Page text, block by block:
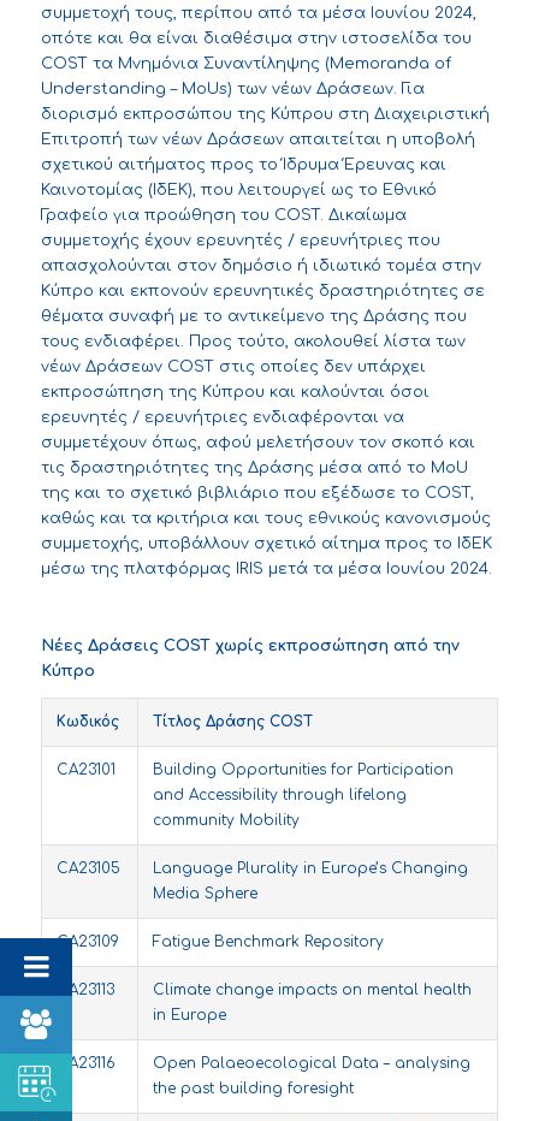
συμμετοχή τους, περίπου από τα μέσα Ιουνίου 2024,
οπότε και θα είναι διαθέσιμα στην ιστοσελίδα του
COST τα Μνημόνια Συναντίληψης (Memoranda of
Understanding – MoUs) των νέων Δράσεων. Για
διορισμό εκπροσώπου της Κύπρου στη Διαχειριστική
Επιτροπή των νέων Δράσεων απαιτείται η υποβολή
σχετικού αιτήματος προς το Ίδρυμα Έρευνας και
Καινοτομίας (ΙδΕΚ), που λειτουργεί ως το Εθνικό
Γραφείο για προώθηση του COST. Δικαίωμα
συμμετοχής έχουν ερευνητές / ερευνήτριες που
απασχολούνται στον δημόσιο ή ιδιωτικό τομέα στην
Κύπρο και εκπονούν ερευνητικές δραστηριότητες σε
θέματα συναφή με το αντικείμενο της Δράσης που
τους ενδιαφέρει. Προς τούτο, ακολουθεί λίστα των
νέων Δράσεων COST στις οποίες δεν υπάρχει
εκπροσώπηση της Κύπρου και καλούνται όσοι
ερευνητές / ερευνήτριες ενδιαφέρονται να
συμμετέχουν όπως, αφού μελετήσουν τον σκοπό και
τις δραστηριότητες της Δράσης μέσα από το MoU
της και το σχετικό βιβλιάριο που εξέδωσε το COST,
καθώς και τα κριτήρια και τους εθνικούς κανονισμούς
συμμετοχής, υποβάλλουν σχετικό αίτημαπρος το ΙδΕΚ
μέσω της πλατφόρμας IRIS μετά τα μέσα Ιουνίου 2024.
Νέες Δράσεις COST χωρίς εκπροσώπηση από την
Κύπρο
Κωδικός Τίτλος ΔράσηςCOST
CA23101
Building Opportunities for Participation
and Accessibility through lifelong
community Mobility
CA23105
Language Plurality in Europe’s Changing
Media Sphere
CA23109 Fatigue Benchmark Repository
CA23113
Climate change impacts on mental health
in Europe
CA23116
Open Palaeoecological Data – analysing
the past building foresight